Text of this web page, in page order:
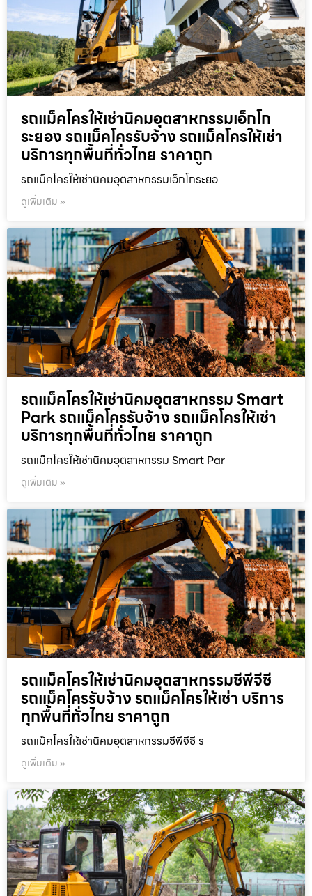
รถแม็คโครให้เช่านิคมอุตสาหกรรมเอ็กโก
ระยอง รถแม็คโครรับจ้าง รถแม็คโครให้เช่า
บริการทุกพื้นที่ทั่วไทย ราคาถูก
รถแม็คโครให้เช่านิคมอุตสาหกรรมเอ็กโกระยอ
ดูเพิ่มเติม »
รถแม็คโครให้เช่านิคมอุตสาหกรรม Smart
Park รถแม็คโครรับจ้าง รถแม็คโครให้เช่า
บริการทุกพื้นที่ทั่วไทย ราคาถูก
รถแม็คโครให้เช่านิคมอุตสาหกรรม Smart Par
ดูเพิ่มเติม »
รถแม็คโครให้เช่านิคมอุตสาหกรรมซีพีจีซี
รถแม็คโครรับจ้าง รถแม็คโครให้เช่า บริการ
ทุกพื้นที่ทั่วไทย ราคาถูก
รถแม็คโครให้เช่านิคมอุตสาหกรรมซีพีจีซี ร
ดูเพิ่มเติม »